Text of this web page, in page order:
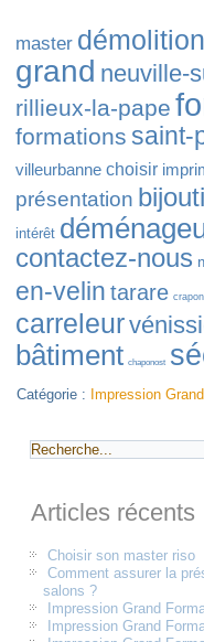
master démolition
grand neuville-
rillieux-la-pape
formations saint-
villeurbanne choisir
présentation
intérêt
contactez-nous
en-velin tarare
carreleur
bâtiment chaponost
Catégorie : Impression
Articles récents
Choisir son master riso
Comment assurer la
salons ?
Impression Grand
Impression Grand